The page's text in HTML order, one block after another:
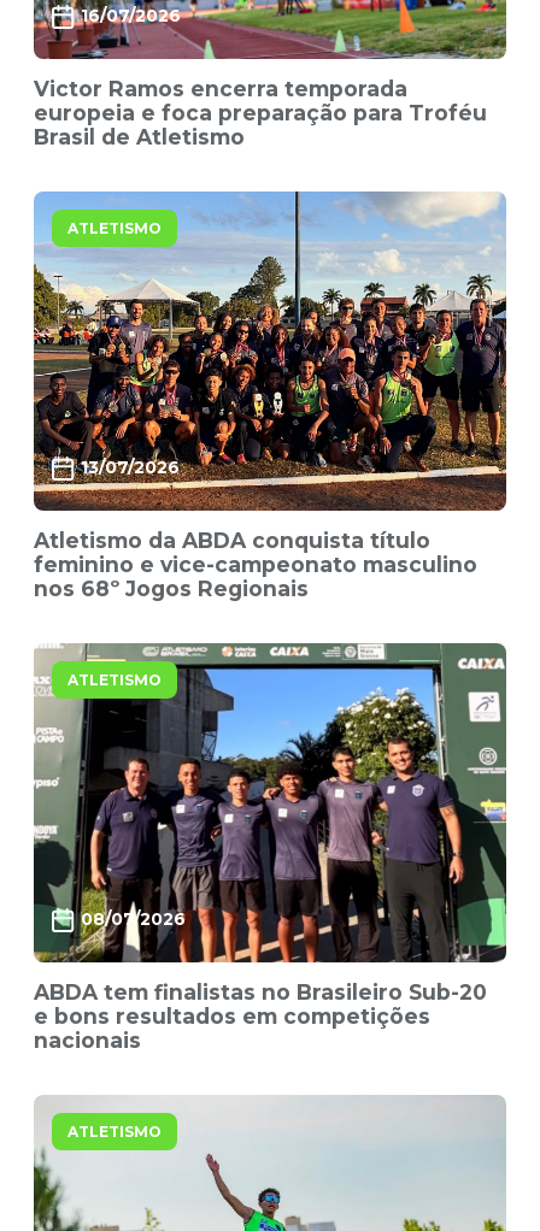
16/07/2026
Victor Ramos encerra temporada
europeia e foca preparação para Troféu
Brasil de Atletismo
ATLETISMO
13/07/2026
Atletismo da ABDA conquista título
feminino e vice-campeonato masculino
nos 68º Jogos Regionais
ATLETISMO
08/07/2026
ABDA tem finalistas no Brasileiro Sub-20
e bons resultados em competições
nacionais
ATLETISMO